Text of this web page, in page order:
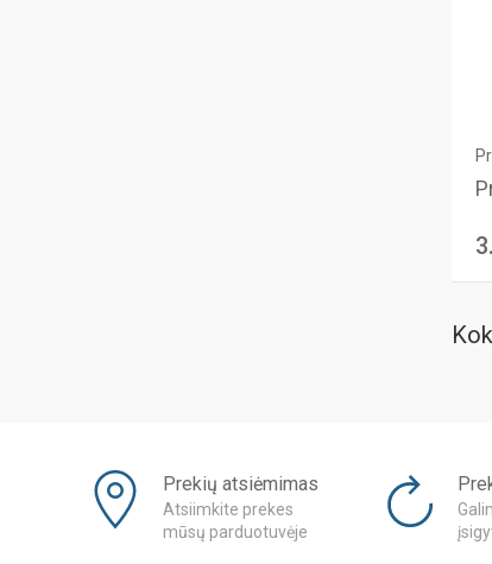
Prekių atsiėmimas
Atsiimkite prekes
mūsų parduotuvėje